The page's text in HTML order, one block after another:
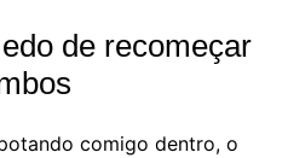
de recomeçar
comigo dentro, o